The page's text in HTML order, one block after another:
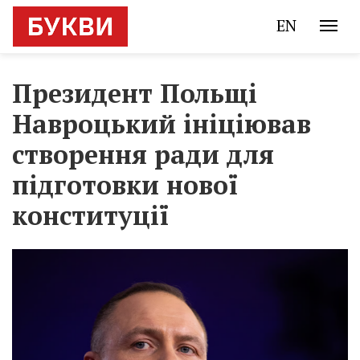
EN
Президент Польщі
Навроцький ініціював
створення ради для
підготовки нової
конституції